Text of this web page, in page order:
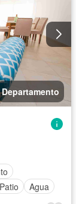
Departamento
Patio
Agua